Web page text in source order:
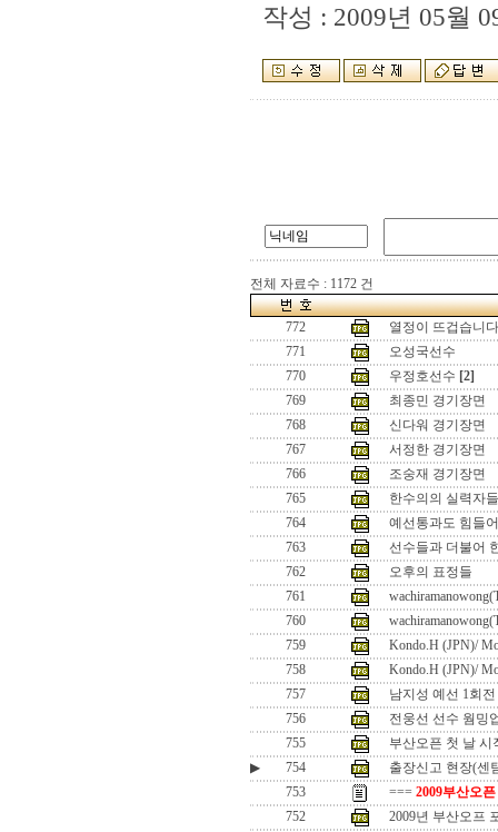
작성 : 2009년 05월
전체 자료수 : 1172 건
772
열정이 뜨겁습니
771
오성국선수
770
우정호선수 [2]
769
최종민 경기장면
768
신다워 경기장면
767
서정한 경기장면
766
조숭재 경기장면
765
한수의의 실력자
764
예선통과도 힘들
763
선수들과 더불어
762
오후의 표정들
761
760
759
Kondo.H (JPN)/
758
Kondo.H (JPN)/
757
남지성 예선 1회
756
전웅선 선수 웜밍
755
부산오픈 첫 날 시
▶
754
출장신고 현장(센
753
=== 2009부산오
752
2009년 부산오프